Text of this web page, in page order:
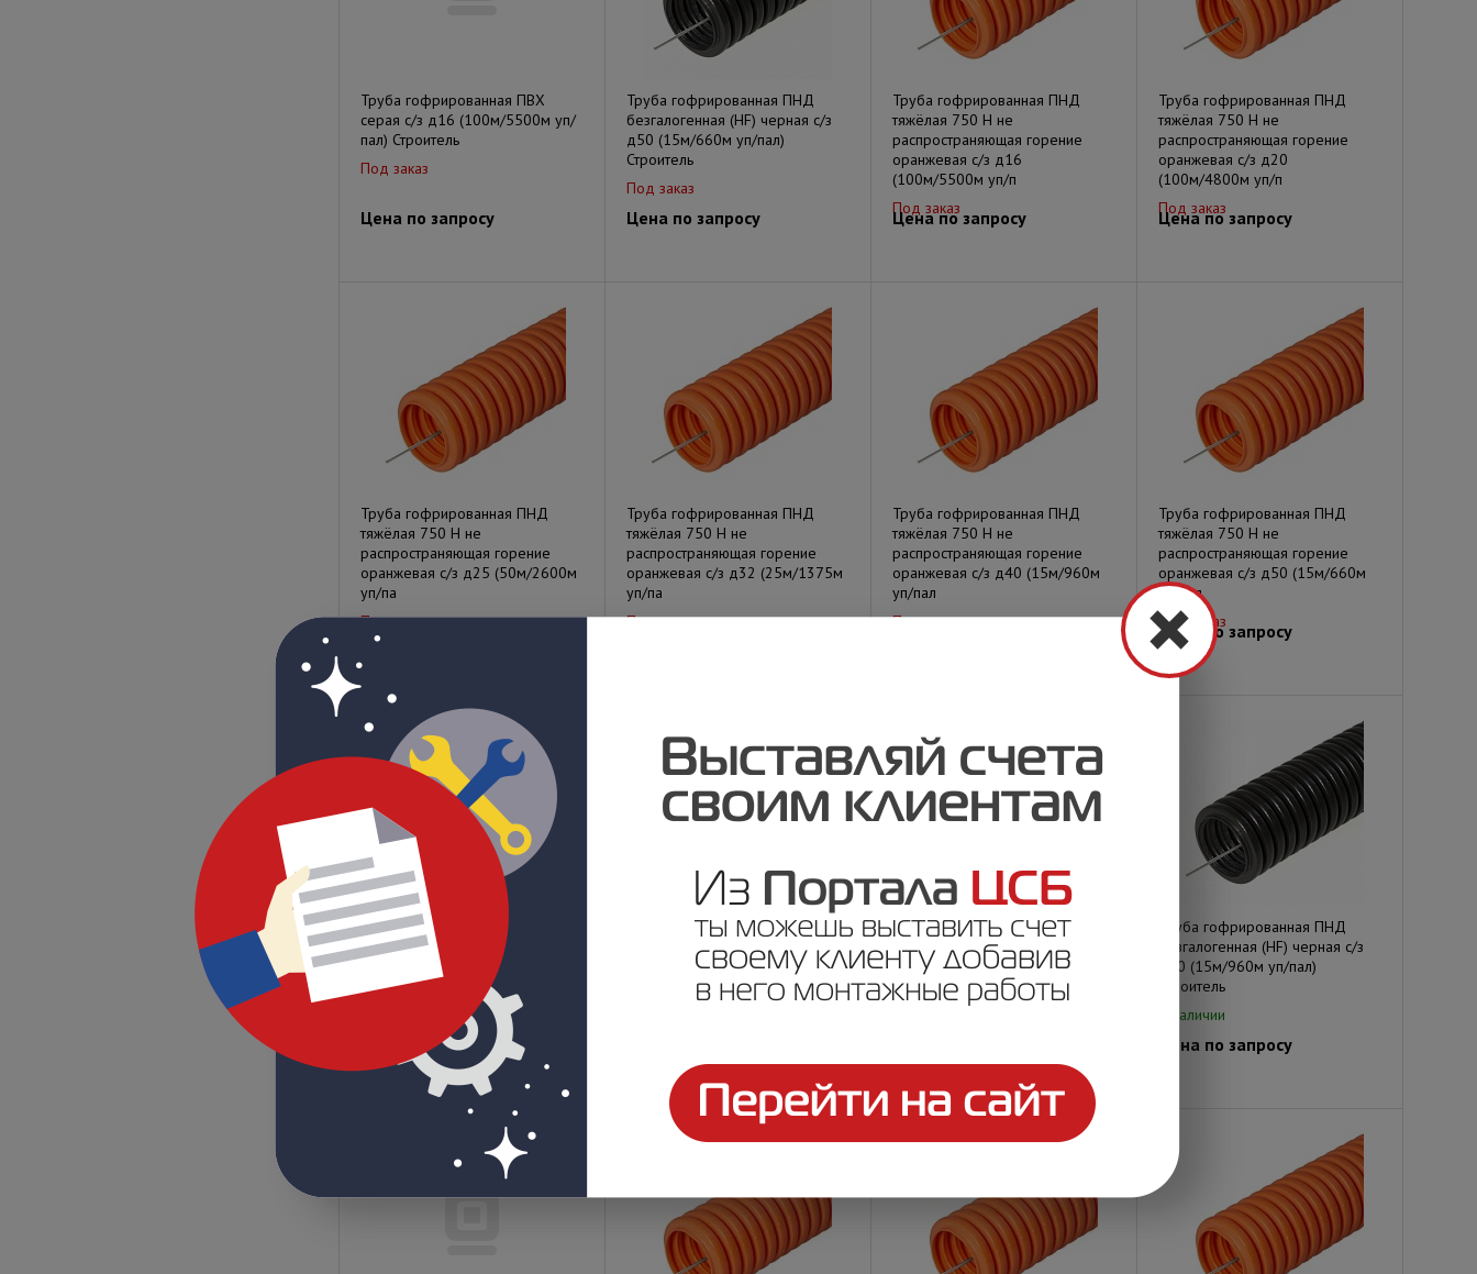
Труба гофрированная ПВХ
серая с/з д16 (100м/5500м уп/
пал) Строитель
Под заказ
Цена по запросу
Труба гофрированная ПНД
безгалогенная (HF) черная с/з
д50 (15м/660м уп/пал)
Строитель
Под заказ
Цена по запросу
Труба гофрированная ПНД
тяжёлая 750 Н не
распространяющая горение
оранжевая с/з д16
(100м/5500м уп/п
Под заказ
Цена по запросу
Труба гофрированная ПНД
тяжёлая 750 Н не
распространяющая горение
оранжевая с/з д20
(100м/4800м уп/п
Под заказ
Цена по запросу
Труба гофрированная ПНД
тяжёлая 750 Н не
распространяющая горение
оранжевая с/з д25 (50м/2600м
уп/па
Под заказ
Цена по запросу
Труба гофрированная ПНД
тяжёлая 750 Н не
распространяющая горение
оранжевая с/з д32 (25м/1375м
уп/па
Под заказ
Труба гофрированная ПНД
тяжёлая 750 Н не
распространяющая горение
оранжевая с/з д40 (15м/960м
уп/пал
Под заказ
Труба гофрированная ПНД
тяжёлая 750 Н не
распространяющая горение
оранжевая с/з д50 (15м/660м
уп/пал
Под заказ
Цена по запросу
Труба гофрированная ПНД
лёгкая 350 Н не
распространяющая горение
оранжевая с/з д40 (15м/960м
Цена по запросу
Труба гофрированная ПНД
лёгкая 350 Н не
распространяющая горение
оранжевая с/з д50 (15м/660м
Труба гофрированная ПНД
лёгкая 350 Н не
распространяющая горение
оранжевая с/з д63 (15м/360м
уп/пал)
Труба гофрированная ПНД
безгалогенная (HF) черная с/з
д40 (15м/960м уп/пал)
Строитель
В наличии
Цена по запросу